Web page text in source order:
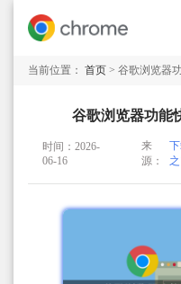
当前位置： 首页 > 谷歌浏览器
谷歌浏览器功能
时间：2026-
06-16
来
源：